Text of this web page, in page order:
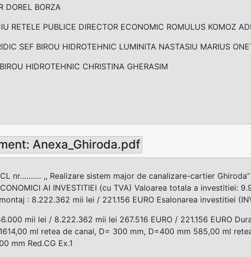
DOREL BORZA
RETELE PUBLICE DIRECTOR ECONOMIC ROMULUS KOMOZ
SEF BIROU HIDROTEHNIC LUMINITA NASTASIU MARIUS
HIDROTEHNIC CHRISTINA GHERASIM
Anexa_Ghiroda.pdf
nr………. ,, Realizare sistem major de canalizare-cartier
AI INVESTITIEI (cu TVA) Valoarea totala a investitiei:
: 8.222.362 mii lei / 221.156 EURO Esalonarea investitiei
mii lei / 8.222.362 mii lei 267.516 EURO / 221.156 EURO
ml retea de canal, D= 300 mm, D=400 mm 585,00 ml
mm Red.CG Ex.1